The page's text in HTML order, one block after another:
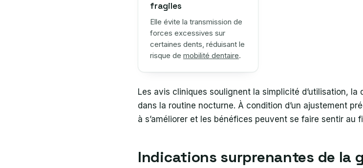
fragiles
Elle évite la transmission de
forces excessives sur
certaines dents, réduisant le
risque de mobilité dentaire.
Les avis cliniques soulignent la simplicité d’utilisation,
dans la routine nocturne. À condition d’un ajustement
à s’améliorer et les bénéfices peuvent se faire sentir au
Indications surprenantes de la